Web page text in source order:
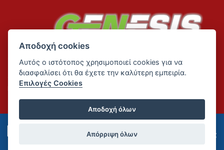
Genesis Parts 2026 | All rights reserved | Designed & Developed by
Reality.
Αποδοχή cookies
Αυτός ο ιστότοπος χρησιμοποιεί cookies για να
διασφαλίσει ότι θα έχετε την καλύτερη εμπειρία.
Επιλογές Cookies
Αποδοχή όλων
Απόρριψη όλων